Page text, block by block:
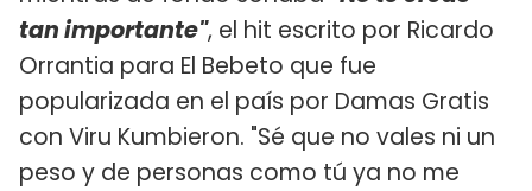
tan importante", el hit escrito por Ricardo
Orrantia para El Bebeto que fue
popularizada en el país por Damas Gratis
con Viru Kumbieron. "Sé que no vales ni un
peso y de personas como tú ya no me